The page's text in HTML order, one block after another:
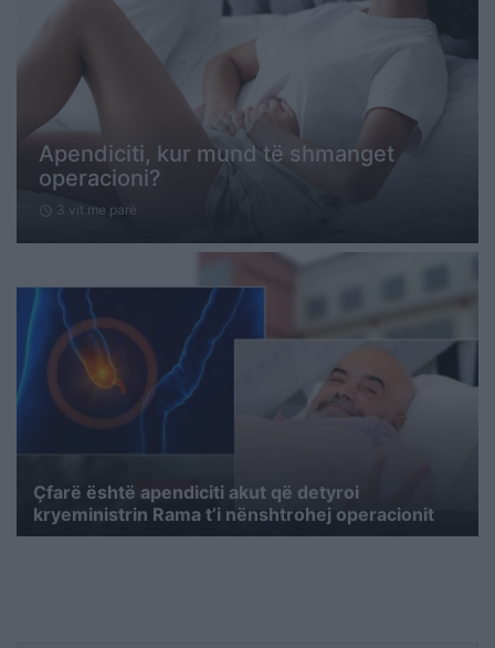
Apendiciti, kur mund të shmanget
operacioni?
schedule 3 vit me parë
Çfarë është apendiciti akut që detyroi
kryeministrin Rama t’i nënshtrohej operacionit